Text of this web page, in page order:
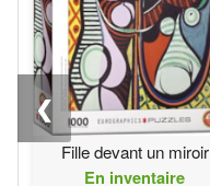
Fille devant un miroir
En inventaire
❮